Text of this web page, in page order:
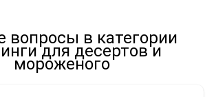
эффектно и продавались лучше.
добавить
в меню
вопросы в категории
для десертов и
мороженого